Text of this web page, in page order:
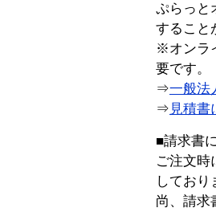
ぷらっと
すること
※オンラ
要です。
⇒一般法
⇒ 見積書
■請求書
ご注文時
しており
尚、請求